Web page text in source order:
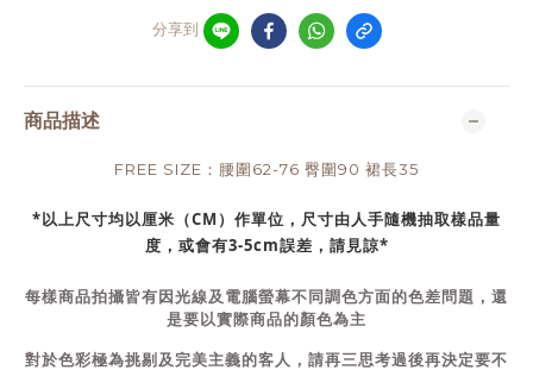
分享到
商品描述
FREE SIZE：腰圍62-76 臀圍90 裙長35
*以上尺寸均以厘米（CM）作單位，尺寸由人手隨機抽取樣品量
度，或會有3-5cm誤差，請見諒*
每樣商品拍攝皆有因光線及電腦螢幕不同調色方面的色差問題，還
是要以實際商品的顏色為主
對於色彩極為挑剔及完美主義的客人，請再三思考過後再決定要不